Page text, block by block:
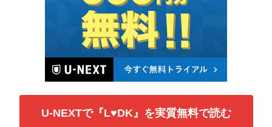
U-NEXTで『L♥DK』を実質無料で読む